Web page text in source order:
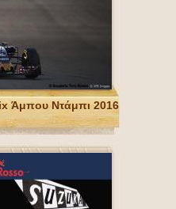
Άμπου Ντάμπι 2016